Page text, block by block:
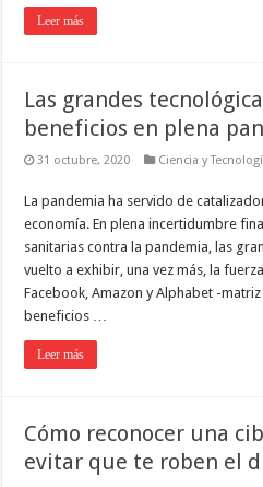
Leer más
Las grandes
beneficios en plena
31 octubre, 2020 Ciencia y
La pandemia ha servido de
economía. En plena incertidumbre
sanitarias contra la pandemia, las
vuelto a exhibir, una vez más, la
Facebook, Amazon y Alphabet -
beneficios …
Leer más
Cómo reconocer una
evitar que te roben el